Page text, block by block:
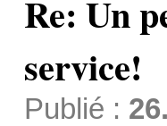
Re: Un
service!
Publié :